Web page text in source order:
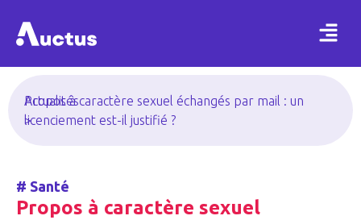
Actualités
>
Propos à caractère sexuel échangés par mail : un
licenciement est-il justifié ?
# Santé
Propos à caractère sexuel